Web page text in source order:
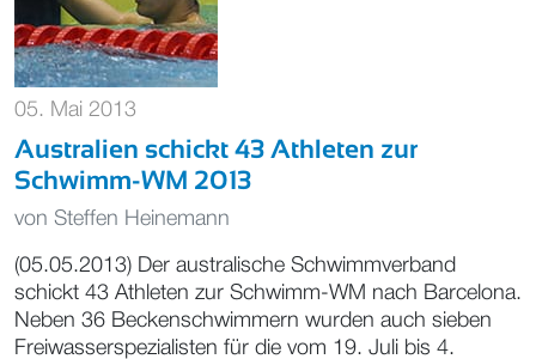
05. Mai 2013
Australien schickt 43 Athleten zur
Schwimm-WM 2013
von Steffen Heinemann
(05.05.2013) Der australische Schwimmverband
schickt 43 Athleten zur Schwimm-WM nach Barcelona.
Neben 36 Beckenschwimmern wurden auch sieben
Freiwasserspezialisten für die vom 19. Juli bis 4.